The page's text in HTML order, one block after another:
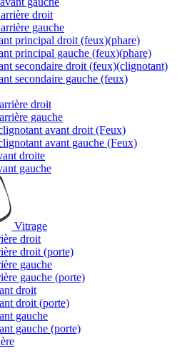
droit
gauche
principal droit (feux)(phare)
principal gauche (feux)(phare)
secondaire droit (feux)(clignotant)
secondaire gauche (feux)
droit
gauche
avant droit (Feux)
avant gauche (Feux)
droite
gauche
Vitrage
droit
droit (porte)
gauche
gauche (porte)
droit
droit (porte)
gauche
gauche (porte)